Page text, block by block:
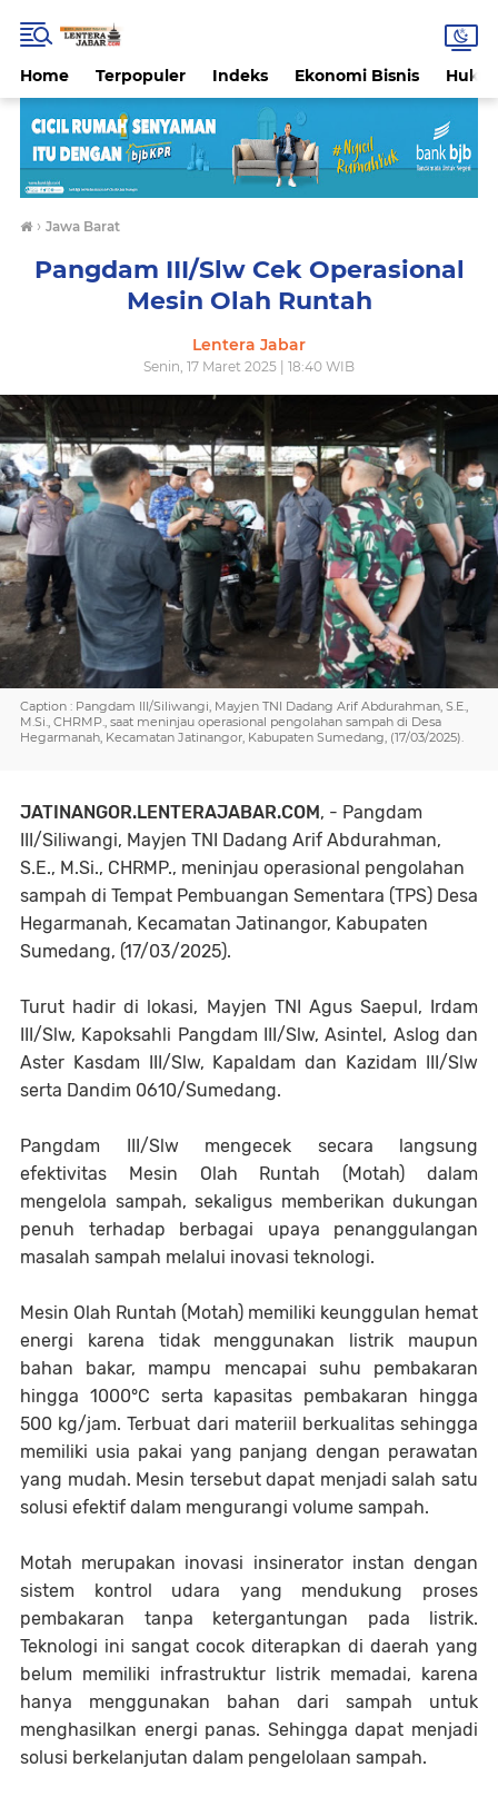
Home Terpopuler Indeks Ekonomi Bisnis
› Jawa Barat
Pangdam III/Slw Cek Operasional
Mesin Olah Runtah
Lentera Jabar
Senin, 17 Maret 2025 | 18:40 WIB
Caption : Pangdam III/Siliwangi, Mayjen TNI Dadang Arif Abdurahman, S.E.,
M.Si., CHRMP., saat meninjau operasional pengolahan sampah di Desa
Hegarmanah, Kecamatan Jatinangor, Kabupaten Sumedang, (17/03/2025).
JATINANGOR.LENTERAJABAR.COM, - Pangdam
III/Siliwangi, Mayjen TNI Dadang Arif Abdurahman,
S.E., M.Si., CHRMP., meninjau operasional pengolahan
sampah di Tempat Pembuangan Sementara (TPS) Desa
Hegarmanah, Kecamatan Jatinangor, Kabupaten
Sumedang, (17/03/2025).
Turut hadir di lokasi, Mayjen TNI Agus Saepul, Irdam
III/Slw, Kapoksahli Pangdam III/Slw, Asintel, Aslog dan
Aster Kasdam III/Slw, Kapaldam dan Kazidam III/Slw
serta Dandim 0610/Sumedang.
Pangdam III/Slw mengecek secara langsung
efektivitas Mesin Olah Runtah (Motah) dalam
mengelola sampah, sekaligus memberikan dukungan
penuh terhadap berbagai upaya penanggulangan
masalah sampah melalui inovasi teknologi.
Mesin Olah Runtah (Motah) memiliki keunggulan hemat
energi karena tidak menggunakan listrik maupun
bahan bakar, mampu mencapai suhu pembakaran
hingga 1000°C serta kapasitas pembakaran hingga
500 kg/jam. Terbuat dari materiil berkualitas sehingga
memiliki usia pakai yang panjang dengan perawatan
yang mudah. Mesin tersebut dapat menjadi salah satu
solusi efektif dalam mengurangi volume sampah.
Motah merupakan inovasi insinerator instan dengan
sistem kontrol udara yang mendukung proses
pembakaran tanpa ketergantungan pada listrik.
Teknologi ini sangat cocok diterapkan di daerah yang
belum memiliki infrastruktur listrik memadai, karena
hanya menggunakan bahan dari sampah untuk
menghasilkan energi panas. Sehingga dapat menjadi
solusi berkelanjutan dalam pengelolaan sampah.